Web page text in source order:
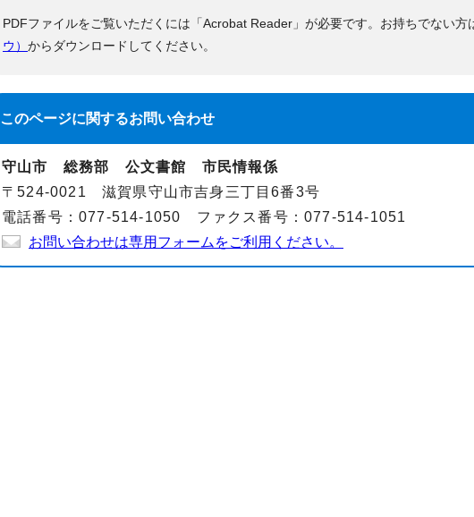
PDFファイルをご覧いただくには「Acrobat Reader」が必要です。お持ちでない方
ウ） からダウンロードしてください。
このページに関するお問い合わせ
守山市 総務部 公文書館 市民情報係
〒524-0021 滋賀県守山市吉身三丁目6番3号
電話番号：077-514-1050 ファクス番号：077-514-1051
お問い合わせは専用フォームをご利用ください。